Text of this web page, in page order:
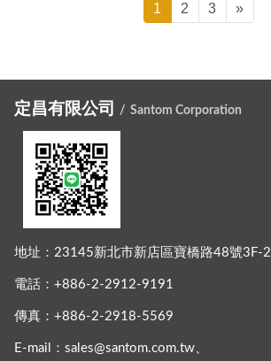
1 2 3 »
定昌有限公司 Santom Corporation
地址： 23145新北市新店區寶橋路48號3F-2
電話： +886-2-2912-9191
傳真： +886-2-2918-5569
E-mail： sales@santom.com.tw、